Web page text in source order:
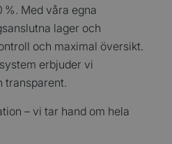
%. Med våra egna
lager och
och maximal översikt.
erbjuder vi
transparent.
– vi tar hand om hela